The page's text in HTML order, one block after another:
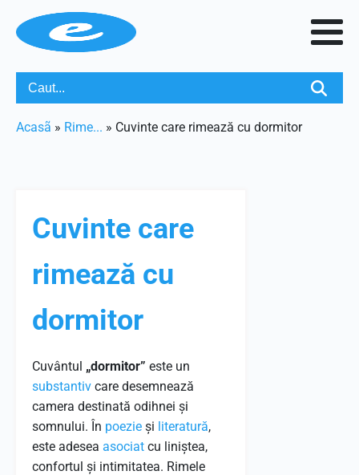
Acasã » Rime... » Cuvinte care rimează cu dormitor
Cuvinte care
rimează cu
dormitor
Cuvântul „dormitor” este un
substantiv care desemnează
camera destinată odihnei și
somnului. În poezie și literatură,
este adesea asociat cu liniștea,
confortul și intimitatea. Rimele